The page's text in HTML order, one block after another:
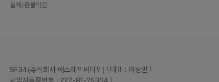
결제/환불약관
SF34(주식회사 에스에프써티포)
대표 : 이성민